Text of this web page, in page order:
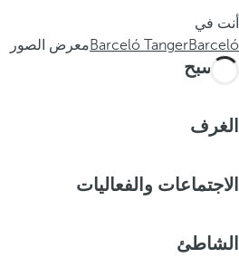
أنت في
Barceló
Barceló Tangerمعرض الصور
المسبح
الغرف
الاجتماعات والفعاليات
الشاطئ